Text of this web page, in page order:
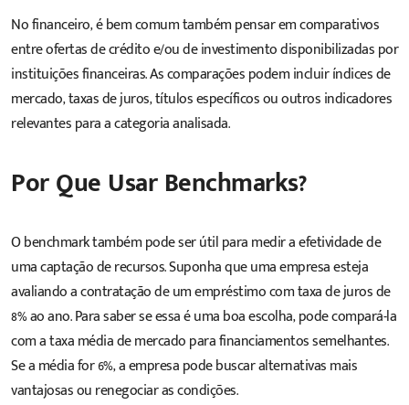
No financeiro, é bem comum também pensar em comparativos
entre ofertas de crédito e/ou de investimento disponibilizadas por
instituições financeiras. As comparações podem incluir índices de
mercado, taxas de juros, títulos específicos ou outros indicadores
relevantes para a categoria analisada.
Por Que Usar Benchmarks?
O benchmark também pode ser útil para medir a efetividade de
uma captação de recursos. Suponha que uma empresa esteja
avaliando a contratação de um empréstimo com taxa de juros de
8% ao ano. Para saber se essa é uma boa escolha, pode compará-la
com a taxa média de mercado para financiamentos semelhantes.
Se a média for 6%, a empresa pode buscar alternativas mais
vantajosas ou renegociar as condições.